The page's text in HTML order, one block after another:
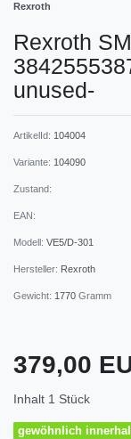
Rexroth
Rexroth
unused-
ArtikelId: 104004
Variante: 104090
Zustand:
EAN:
Modell: VE5/D-301
Hersteller: Rexroth
Gewicht: 1770 Gramm
379,00
Inhalt 1 Stück
gewöhnlich